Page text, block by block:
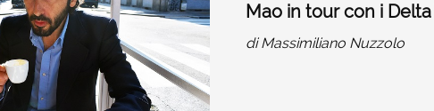
Mao in tour con i Delta
diMassimiliano Nuzzolo